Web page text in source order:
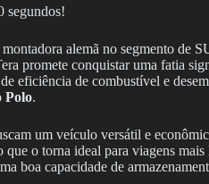
alemã no segmento de
promete conquistar uma fatia
eficiência de combustível e
Polo.
um veículo versátil e
o torna ideal para viagens
boa capacidade de